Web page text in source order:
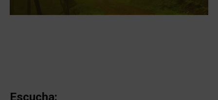
Escucha: